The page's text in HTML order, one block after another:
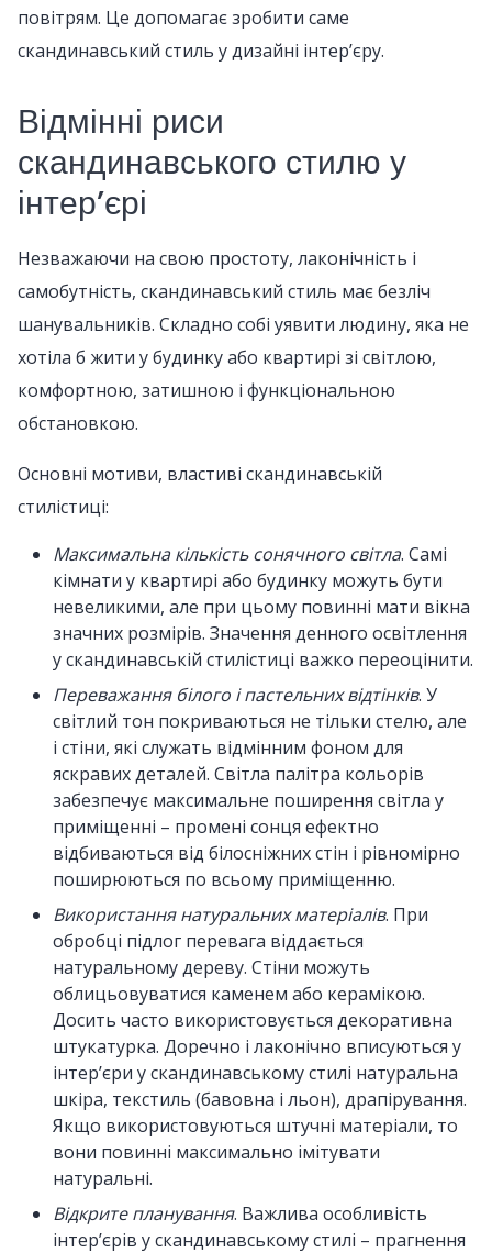
повітрям. Це допомагає зробити саме
скандинавський стиль у дизайні інтер’єру.
Відмінні риси
скандинавського стилю у
інтер’єрі
Незважаючи на свою простоту, лаконічність і
самобутність, скандинавський стиль має безліч
шанувальників. Складно собі уявити людину, яка не
хотіла б жити у будинку або квартирі зі світлою,
комфортною, затишною і функціональною
обстановкою.
Основні мотиви, властиві скандинавській
стилістиці:
Максимальна кількість сонячного світла. Самі
кімнати у квартирі або будинку можуть бути
невеликими, але при цьому повинні мати вікна
значних розмірів. Значення денного освітлення
у скандинавській стилістиці важко переоцінити.
Переважання білого і пастельних відтінків. У
світлий тон покриваються не тільки стелю, але
і стіни, які служать відмінним фоном для
яскравих деталей. Світла палітра кольорів
забезпечує максимальне поширення світла у
приміщенні – промені сонця ефектно
відбиваються від білосніжних стін і рівномірно
поширюються по всьому приміщенню.
Використання натуральних матеріалів. При
обробці підлог перевага віддається
натуральному дереву. Стіни можуть
облицьовуватися каменем або керамікою.
Досить часто використовується декоративна
штукатурка. Доречно і лаконічно вписуються у
інтер’єри у скандинавському стилі натуральна
шкіра, текстиль (бавовна і льон), драпірування.
Якщо використовуються штучні матеріали, то
вони повинні максимально імітувати
натуральні.
Відкрите планування. Важлива особливість
інтер’єрів у скандинавському стилі – прагнення